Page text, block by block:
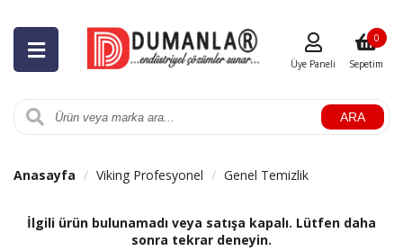
ARA
Üye Paneli Sepetim
0
Anasayfa Viking Profesyonel Genel Temizlik
İlgili ürün bulunamadı veya satışa kapalı. Lütfen daha
sonra tekrar deneyin.